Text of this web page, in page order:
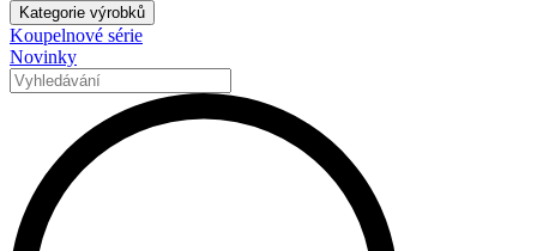
Kategorie výrobků
Koupelnové série
Novinky